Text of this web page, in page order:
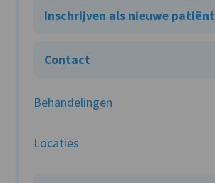
Inschrijven als nieuwe patiënt
Contact
Behandelingen
Locaties